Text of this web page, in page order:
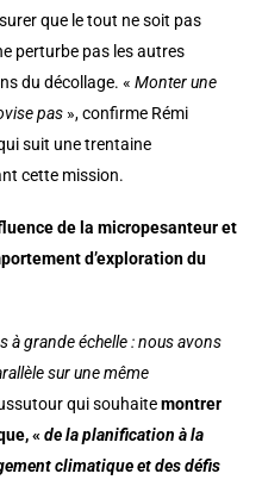
que le tout ne soit pas
perturbe pas les autres
du décollage. « Monter une
pas », confirme Rémi
suit une trentaine
cette mission.
de la micropesanteur et
d’exploration du
à grande échelle : nous avons
sur une même
qui souhaitemontrer
« de la planification à la
climatique et des défis